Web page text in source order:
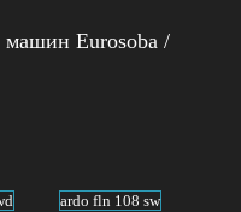
машин Eurosoba /
ardo fln 108 sw